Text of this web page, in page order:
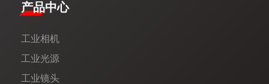
产品中心
工业相机
工业光源
工业镜头